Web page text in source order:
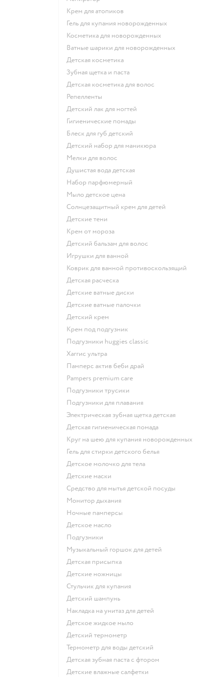
крем для атопиков
гель для купания новорожденных
косметика для новорожденных
ватные шарики для новорожденных
детская косметика
зубная щетка и паста
детская косметика для волос
репелленты
детский лак для ногтей
гигиенические помады
блеск для губ детский
детский набор для маникюра
мелки для волос
душистая вода детская
набор парфюмерный
мыло детское цена
солнцезащитный крем для детей
детские тени
крем от мороза
детский бальзам для волос
игрушки для ванной
коврик для ванной противоскользящий
детская расческа
детские ватные диски
детские ватные палочки
детский крем
крем под подгузник
подгузники huggies classic
хаггис ультра
памперс актив беби драй
pampers premium care
подгузники трусики
подгузники для плавания
электрическая зубная щетка детская
детская гигиеническая помада
круг на шею для купания новорожденных
гель для стирки детского белья
детское молочко для тела
детские маски
средство для мытья детской посуды
монитор дыхания
ночные памперсы
детское масло
подгузники
музыкальный горшок для детей
детская присыпка
детские ножницы
стульчик для купания
детский шампунь
накладка на унитаз для детей
детское жидкое мыло
детский термометр
термометр для воды детский
детская зубная паста с фтором
детские влажные салфетки